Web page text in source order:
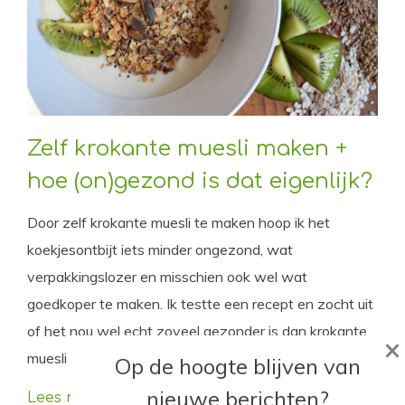
Zelf krokante muesli maken +
hoe (on)gezond is dat eigenlijk?
Door zelf krokante muesli te maken hoop ik het
koekjesontbijt iets minder ongezond, wat
verpakkingslozer en misschien ook wel wat
goedkoper te maken. Ik testte een recept en zocht uit
of het nou wel echt zoveel gezonder is dan krokante
muesli uit de supermarkt of een volkoren boterham.
Lees meer
Op de hoogte blijven van
nieuwe berichten?
×